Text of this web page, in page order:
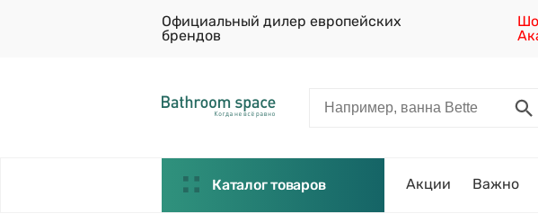
Официальный дилер европейских
брендов
Каталог товаров Акции Важно